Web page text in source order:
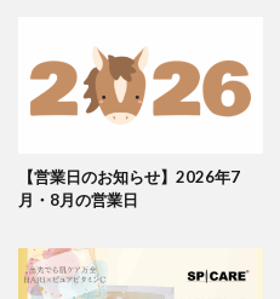
【営業日のお知らせ】2026年7
月・8月の営業日